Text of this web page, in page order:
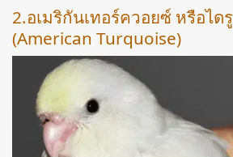
2.อเมริกันเทอร์ควอยซ์ หรือได
(American Turquoise)